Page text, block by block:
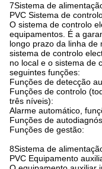
7Sistema de
PVC Sistema de
O sistema de controlo
equipamentos. É a
longo prazo da linha de
sistema de controlo
no local e o sistema de
seguintes funções:
Funções de detecção
Funções de controlo
três níveis):
Alarme automático,
Funções de
Funções de gestão:
8Sistema de
PVC Equipamento